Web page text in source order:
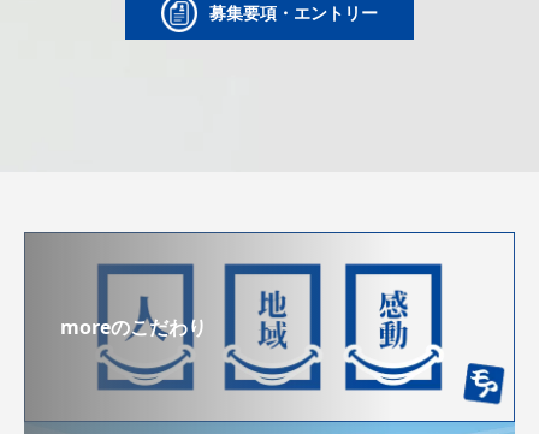
募集要項・エントリー
moreのこだわり